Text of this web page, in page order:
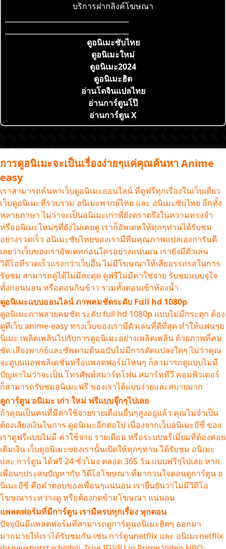
บริการฝากลิงค์โฆษณา
ดูอนิเมะซับไทย
ดูอนิเมะใหม่
ดูอนิเมะ2024
ดูอนิเมะฮิต
อ่านโดจินแปลไทย
อ่านการ์ตูนโป๊
อ่านการ์ตูน X
การดูอนิเมะจะเป็นเรื่องง่ายๆแค่คุณค้นหา Anime
easy
เราสามารถค้นหาเว็บดูอนิเมะออนไลน์ ที่ดูฟรีทุกเรื่องในเว็บเดียว
เว็บดูอนิเมะที่รวบรวม อนิเมะพากย์ไทย และ อนิเมะซับไทย อีกทั้ง
หลายภาษา ไม่ว่าจะเป็นอนิเมะเก่าที่ยังตราตรึงในความทรงจำ
หรืออนิเมะใหม่ๆที่ยังไม่เคยดู เราก็อัพเดทให้ทุกๆท่านได้รับชม
อย่างรวดเร็ว อนิเมะซับไทยของเรามีทีมคุณภาพแปลเองการันตี
เลยว่าเว็บของเราอัพเดทก่อนใครอย่างแน่นอน เรายังมีตัวเล่น
วิดีโอที่รวดเร็วแรงกว่าเว็บอื่น ไม่มีโฆษณาให้เสียอรรถรสในการ
รับชม สามารถดูได้ไม่มีสะดุด ดูฟรีไม่มีค่าใช่จ่าย รับชมแบบจุใจ
ทั้งก่อนนอน หรือตอนกินข้าว รวมทั้งตอนเข้าห้องน้ำ
ดูอนิเมะแบบออนไลน์ ภาพคมชัดระดับ Full hd 1080p
ดูอนิเมะภาพสวยคมชัด ระดับ full hd 1080p แบบไม่มีกระตุก ต้อง
ดูที่เว็บ anime-easy ทางเว็บของเรามีตัวเล่นที่ดีที่สุด ทำให้แฟนๆอ
นิเมะ เพลิดเพลินไปกับการดูอนิเมะอย่างเพลิดเพลิน ด้วยภาพที่คม
ชัด เสียงพากย์และซัพตามต้นฉบับไม่มีการดัดแปลงใดๆ ไม่ว่าคุณ
จะดูบนแอพพลิเคชั่นหรือแพลตฟอร์มไหนๆ ก็สามารถดูแบบไม่มี
ปัญหาไม่ว่าจะเป็น โทรศัพท์สมาร์ทโฟน สมาร์ททีวี คอมพิวเตอร์
ก็สามารถรับชมอนิเมะฟรี ของเราได้แบบง่ายและสบายมาก
ดูการ์ตูน อนิเมะ เก่า ใหม่ ฟรีแบบจุ๊กๆไปเลย
ถ้าคุณเป็นคนที่มีค่าใช้จ่ายรายเดือนอื่นๆสูงอยู่แล้ว คุณไม่จำเป็น
ต้องเสียงเงินในการ ดูอนิเมะอีกต่อไป เนื่องจากเว็บอนิเมะอีซี่ ของ
เราดูฟรีแบบไม่มี ค่าใช้จ่าย รายเดือน หรือระบบพรีเมี่ยมที่ต้องค่อย
เติมเงิน เว็บดูอนิเมะของเรานั้นเปิดให้ทุกๆท่าน ได้รับชม อนิเมะ
และ การ์ตูน ได้ฟรี 24 ชั่วโมง ตลอด 365 วัน แบบฟรีๆไปเลย หาก
เพื่อนๆประสบปัญหากับ วิดีโอโฆษณา ที่มากวนใจตอนดูการ์ตูน อ
นิเมะอีซี่ คือคำตอบของเพื่อนๆแน่นอน เรายืนยันว่าไม่มีวิดีโอ
โฆษณาระหว่างดู หรือต้องกดข้ามโฆษณา แน่นอน
แพลตฟอร์มที่มีการ์ตูน เรามีครบทุกเรื่อง ทุกตอน
ปัจจุบันมีแพลตฟอร์มที่สามารถดูการ์ตูนอนิเมะฮิตๆ ออกมา
มากมายให้เราได้รับชมกัน เช่น การ์ตูนnetflix และ อนิเมะnetflix